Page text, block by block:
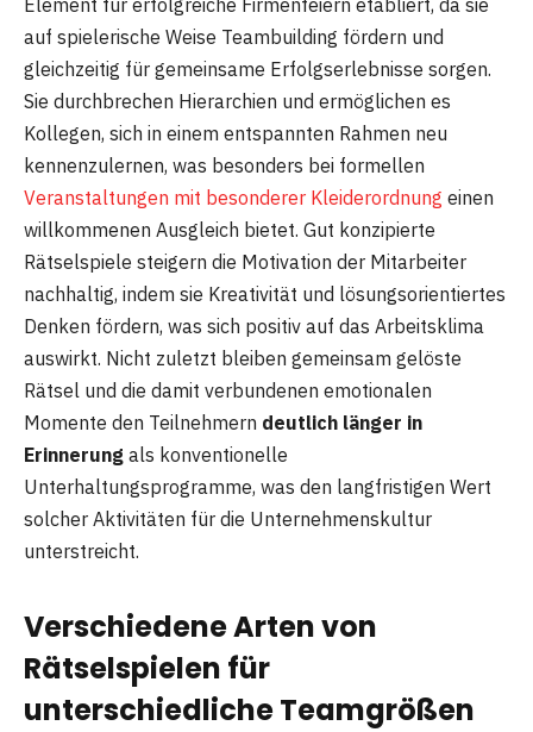
auf spielerische Weise Teambuilding fördern und
gleichzeitig für gemeinsame Erfolgserlebnisse sorgen.
Sie durchbrechen Hierarchien und ermöglichen es
Kollegen, sich in einem entspannten Rahmen neu
kennenzulernen, was besonders bei formellen
Veranstaltungen mit besonderer Kleiderordnung einen
willkommenen Ausgleich bietet. Gut konzipierte
Rätselspiele steigern die Motivation der Mitarbeiter
nachhaltig, indem sie Kreativität und lösungsorientiertes
Denken fördern, was sich positiv auf das Arbeitsklima
auswirkt. Nicht zuletzt bleiben gemeinsam gelöste
Rätsel und die damit verbundenen emotionalen
Momente den Teilnehmern deutlich länger in
Erinnerung als konventionelle
Unterhaltungsprogramme, was den langfristigen Wert
solcher Aktivitäten für die Unternehmenskultur
unterstreicht.
Verschiedene Arten von
Rätselspielen für
unterschiedliche Teamgrößen